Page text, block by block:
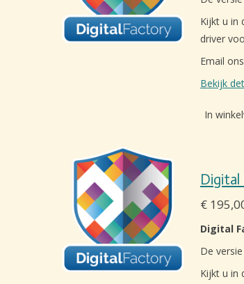
Kijkt u in
driver
Email
Bekijk
In
Digital
€
Digital
De
Kijkt u in